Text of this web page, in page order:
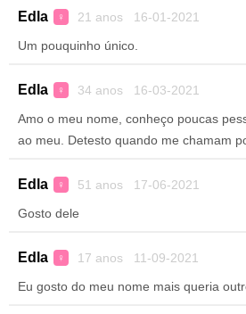
Edla ♀ 21 anos 16-01-2021
Um pouquinho único.
Edla ♀ 34 anos 16-03-2021
Amo o meu nome, conheço poucas
ao meu. Detesto quando me chamam
Edla ♀ 51 anos 17-06-2021
Gosto dele
Edla ♀ 17 anos 11-09-2021
Eu gosto do meu nome mais queria